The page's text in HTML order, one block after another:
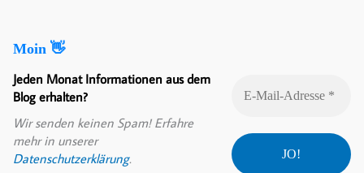
Moin 👋
Jeden Monat Informationen aus dem
Blog erhalten?
Wir senden keinen Spam! Erfahre
mehr in unserer
Datenschutzerklärung.